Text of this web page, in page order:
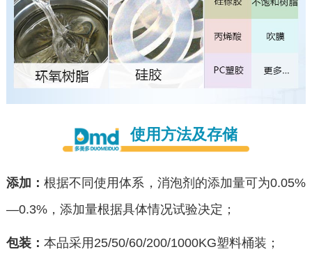
使用方法及存储
添加：根据不同使用体系，消泡剂的添加量可为0.05%
—0.3%，添加量根据具体情况试验决定；
包装： 本品采用25/50/60/200/1000KG塑料桶装；